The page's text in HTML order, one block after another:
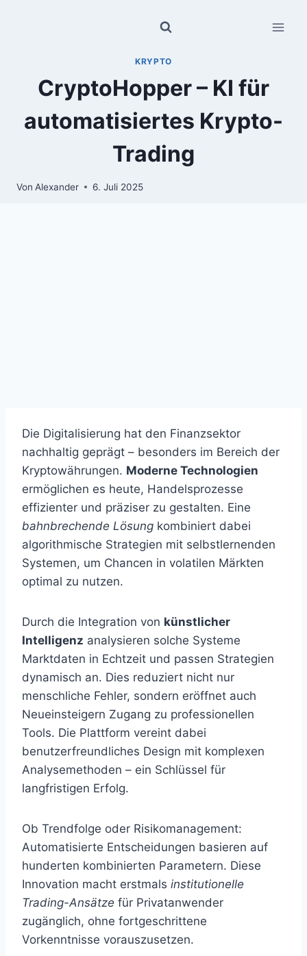
KRYPTO
CryptoHopper – KI für
automatisiertes Krypto-
Trading
Von Alexander 6. Juli 2025
Die Digitalisierung hat den Finanzsektor
nachhaltig geprägt – besonders im Bereich der
Kryptowährungen. Moderne Technologien
ermöglichen es heute, Handelsprozesse
effizienter und präziser zu gestalten. Eine
bahnbrechende Lösung kombiniert dabei
algorithmische Strategien mit selbstlernenden
Systemen, um Chancen in volatilen Märkten
optimal zu nutzen.
Durch die Integration von künstlicher
Intelligenz analysieren solche Systeme
Marktdaten in Echtzeit und passen Strategien
dynamisch an. Dies reduziert nicht nur
menschliche Fehler, sondern eröffnet auch
Neueinsteigern Zugang zu professionellen
Tools. Die Plattform vereint dabei
benutzerfreundliches Design mit komplexen
Analysemethoden – ein Schlüssel für
langfristigen Erfolg.
Ob Trendfolge oder Risikomanagement:
Automatisierte Entscheidungen basieren auf
hunderten kombinierten Parametern. Diese
Innovation macht erstmals institutionelle
Trading-Ansätze für Privatanwender
zugänglich, ohne fortgeschrittene
Vorkenntnisse vorauszusetzen.